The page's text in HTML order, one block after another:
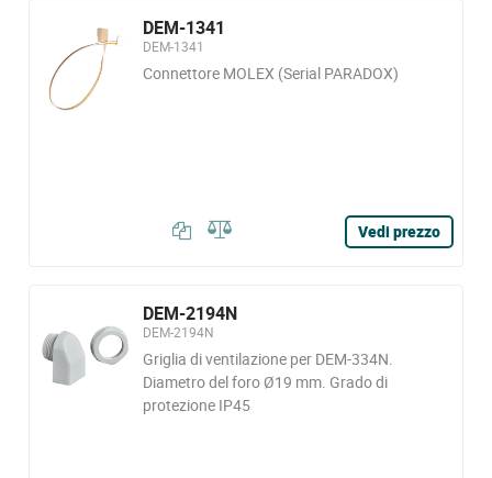
DEM-1341
DEM-1341
Connettore MOLEX (Serial PARADOX)
Vedi prezzo
DEM-2194N
DEM-2194N
Griglia di ventilazione per DEM-334N.
Diametro del foro Ø19 mm. Grado di
protezione IP45